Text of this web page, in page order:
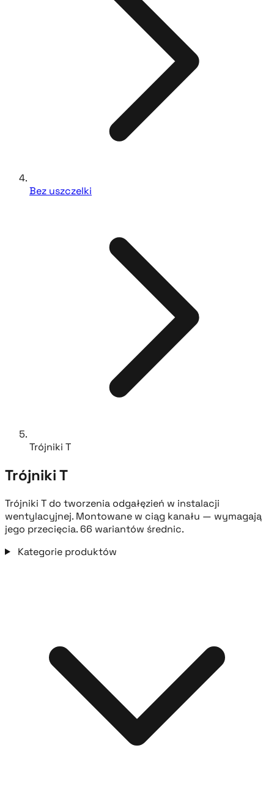
Bez uszczelki
Trójniki T
Trójniki T
Trójniki T do tworzenia odgałęzień w instalacji
wentylacyjnej. Montowane w ciąg kanału — wymagają
jego przecięcia. 66 wariantów średnic.
Kategorie produktów